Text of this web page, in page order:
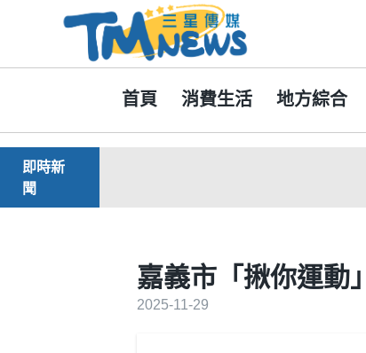
首頁 消費生活 地方綜合
即時新
聞
嘉義市「揪你運動
2025-11-29